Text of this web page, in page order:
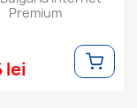
Premium
lei